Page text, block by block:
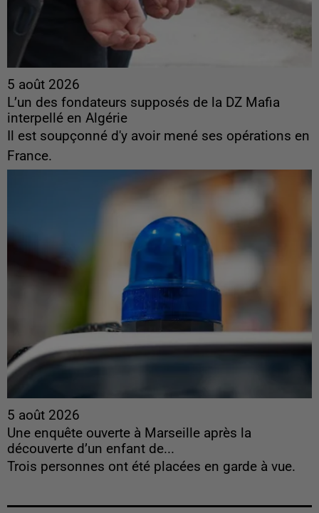
5 août 2026
L’un des fondateurs supposés de la DZ Mafia
interpellé en Algérie
Il est soupçonné d'y avoir mené ses opérations en
France.
5 août 2026
Une enquête ouverte à Marseille après la
découverte d’un enfant de...
Trois personnes ont été placées en garde à vue.